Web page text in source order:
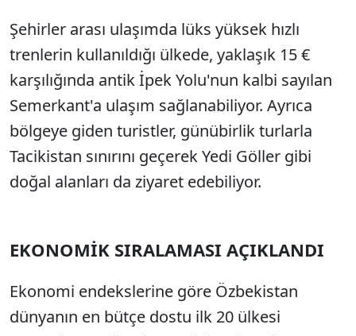
SÖZCÜ SON DAKİKA
Şehirler arası ulaşımda lüks yüksek hızlı
trenlerin kullanıldığı ülkede, yaklaşık 15 €
karşılığında antik İpek Yolu'nun kalbi sayılan
Semerkant'a ulaşım sağlanabiliyor. Ayrıca
bölgeye giden turistler, günübirlik turlarla
Tacikistan sınırını geçerek Yedi Göller gibi
doğal alanları da ziyaret edebiliyor.
EKONOMİK SIRALAMASI AÇIKLANDI
Ekonomi endekslerine göre Özbekistan
dünyanın en bütçe dostu ilk 20 ülkesi